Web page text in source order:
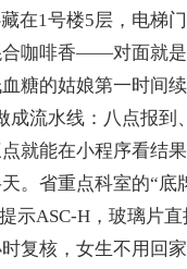
在1号楼5层，电梯
合咖啡香——对面就
糖的姑娘第一时间
成流水线：八点报到
就能在小程序看结
。省重点科室的“底
示ASC-H，玻璃片
复核，女生不用回